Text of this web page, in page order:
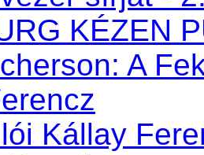
KÉZEN
A
Kállay